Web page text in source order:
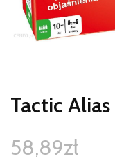
Tactic
58,89zł